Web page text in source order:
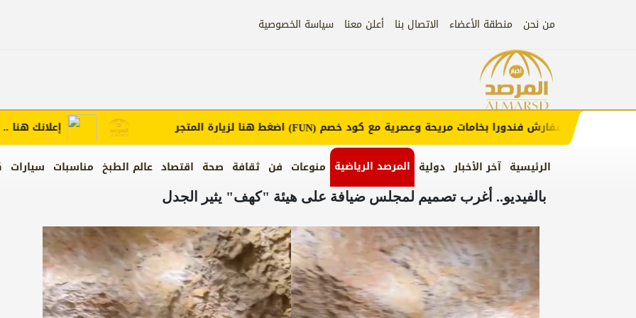
من نحن منطقة الأعضاء الاتصال بنا أعلن معنا سياسة الخصوصية
الرئيسية آخر الأخبار دولية المرصد الرياضية منوعات فن ثقافة صحة اقتصاد عالم الطبخ مناسبات سيارات
إعلانك هنا .. مفارش فندورا بخامات مريحة وعصرية مع كود خصم(FUN) اضغط هنا لزيارة المتجر
بالفيديو.. أغرب تصميم لمجلس ضيافة على هيئة "كهف" يثير الجدل